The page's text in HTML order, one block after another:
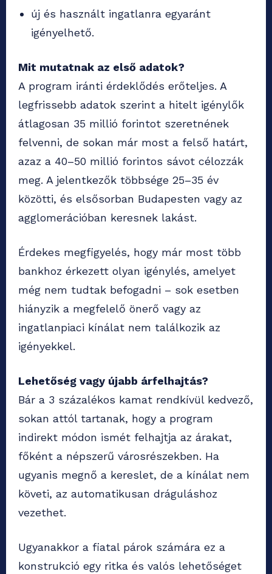
új és használt ingatlanra egyaránt
igényelhető.
Mit mutatnak az első adatok?
A program iránti érdeklődés erőteljes. A
legfrissebb adatok szerint a hitelt igénylők
átlagosan 35 millió forintot szeretnének
felvenni, de sokan már most a felső határt,
azaz a 40–50 millió forintos sávot célozzák
meg. A jelentkezők többsége 25–35 év
közötti, és elsősorban Budapesten vagy az
agglomerációban keresnek lakást.
Érdekes megfigyelés, hogy már most több
bankhoz érkezett olyan igénylés, amelyet
még nem tudtak befogadni – sok esetben
hiányzik a megfelelő önerő vagy az
ingatlanpiaci kínálat nem találkozik az
igényekkel.
Lehetőség vagy újabb árfelhajtás?
Bár a 3 százalékos kamat rendkívül kedvező,
sokan attól tartanak, hogy a program
indirekt módon ismét felhajtja az árakat,
főként a népszerű városrészekben. Ha
ugyanis megnő a kereslet, de a kínálat nem
követi, az automatikusan dráguláshoz
vezethet.
Ugyanakkor a fiatal párok számára ez a
konstrukció egy ritka és valós lehetőséget